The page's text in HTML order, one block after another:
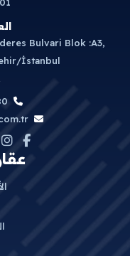
Bulvari Blok :A3,
İstanbul